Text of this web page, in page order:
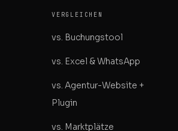
VERGLEICHEN
vs. Buchungstool
vs. Excel & WhatsApp
vs. Agentur-Website +
Plugin
vs. Marktplätze